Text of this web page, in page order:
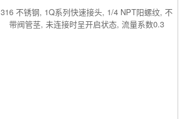
316 不锈钢, 1Q系列快速接头, 1/4 NPT阳螺纹, 不
带阀管茎, 未连接时呈开启状态, 流量系数0.3